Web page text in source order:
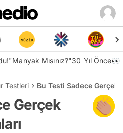
"Manyak Mısınız?"30 Yıl Önce👀
Testleri Bu Testi Sadece Gerçek
Gerçek